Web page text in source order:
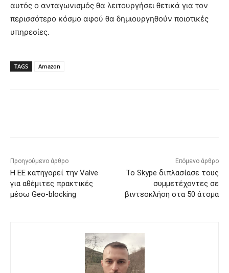
αυτός ο ανταγωνισμός θα λειτουργήσει θετικά για τον
περισσότερο κόσμο αφού θα δημιουργηθούν ποιοτικές
υπηρεσίες.
TAGS Amazon
Προηγούμενο άρθρο
Η ΕΕ κατηγορεί την Valve
για αθέμιτες πρακτικές
μέσω Geo-blocking
Επόμενο άρθρο
Το Skype διπλασίασε τους
συμμετέχοντες σε
βιντεοκλήση στα 50 άτομα